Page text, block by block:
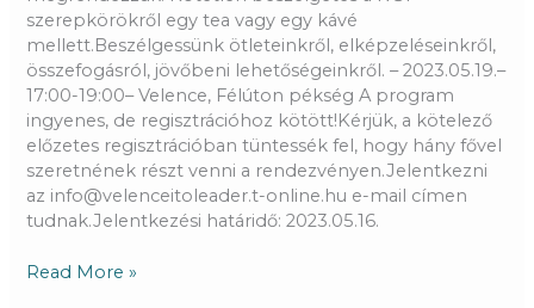
szerepkörökről egy tea vagy egy kávé
mellett.Beszélgessünk ötleteinkről, elképzeléseinkről,
összefogásról, jövőbeni lehetőségeinkről. – 2023.05.19.–
17:00-19:00– Velence, Félúton pékség A program
ingyenes, de regisztrációhoz kötött!Kérjük, a kötelező
előzetes regisztrációban tüntessék fel, hogy hány fővel
szeretnének részt venni a rendezvényen.Jelentkezni
az info@velenceitoleader.t-online.hu e-mail címen
tudnak.Jelentkezési határidő: 2023.05.16.
Read More »